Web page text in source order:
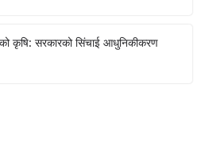
कृषि: सरकारको सिंचाई आधुनिकीकरण